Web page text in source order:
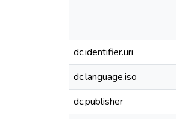
dc.identifier.uri
dc.language.iso
dc.publisher